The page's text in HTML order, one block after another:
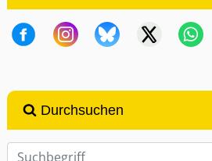
Durchsuchen